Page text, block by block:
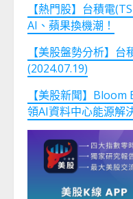
【熱門股】台積電
AI、蘋果換機潮！
【美股盤勢分析】
(2024.07.19)
【美股新聞】
領AI資料中心能源解